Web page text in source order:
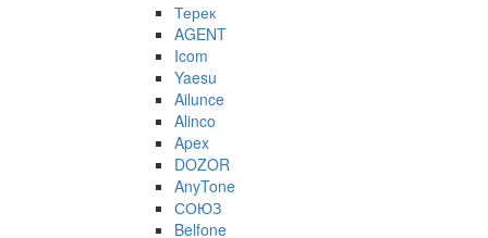
Терек
AGENT
Icom
Yaesu
Ailunce
Alinco
Apex
DOZOR
AnyTone
СОЮЗ
Belfone